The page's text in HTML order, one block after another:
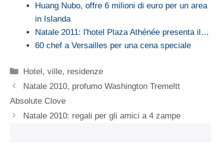
Huang Nubo, offre 6 milioni di euro per un area
in Islanda
Natale 2011: l'hotel Plaza Athénée presenta il…
60 chef a Versailles per una cena speciale
Categorie
Hotel, ville, residenze
Natale 2010, profumo Washington Tremeltt
Absolute Clove
Natale 2010: regali per gli amici a 4 zampe